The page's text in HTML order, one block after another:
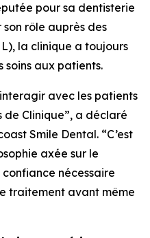
pour sa dentisterie
rôle auprès des
la clinique a toujours
soins aux patients.
avec les patients
de Clinique”, a déclaré
Smile Dental. “C’est
axée sur le
nécessaire
traitement avant même